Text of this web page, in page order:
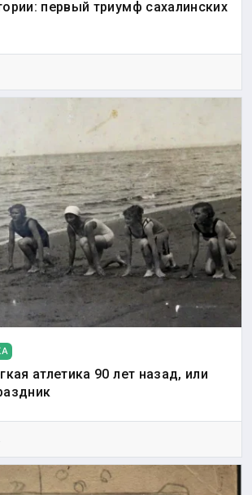
первый триумф сахалинских
атлетика 90 лет назад, или